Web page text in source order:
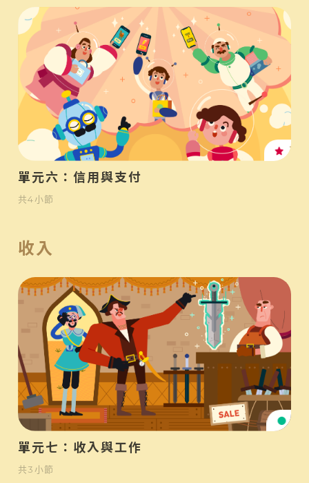
高
單元六：信用與支付
共4小節
收入
單元七：收入與工作
共3 小節